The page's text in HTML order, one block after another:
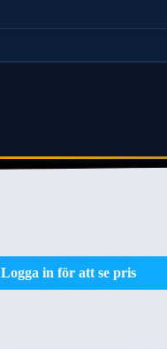
Logga in för att se pris